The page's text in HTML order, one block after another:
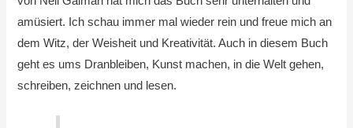
amüsiert. Ich schau immer mal wieder rein und freue mich an
dem Witz, der Weisheit und Kreativität. Auch in diesem Buch
geht es ums Dranbleiben, Kunst machen, in die Welt gehen,
schreiben, zeichnen und lesen.